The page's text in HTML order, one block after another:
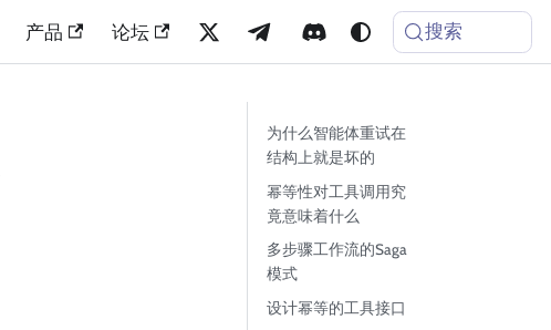
产品 论坛 搜索
为什么智能体重试在
结构上就是坏的
幂等性对工具调用究
竟意味着什么
多步骤工作流的Saga
模式
设计幂等的工具接口